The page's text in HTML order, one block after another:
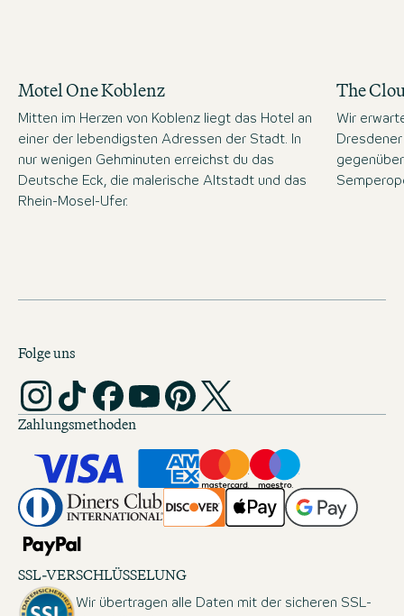
Motel One Koblenz
Mitten im Herzen von Koblenz liegt das Hotel an
einer der lebendigsten Adressen der Stadt. In
nur wenigen Gehminuten erreichst du das
Deutsche Eck, die malerische Altstadt und das
Rhein-Mosel-Ufer.
The
Wir
Folge uns
Zahlungsmethoden
SSL-VERSCHLÜSSELUNG
Wir übertragen alle Daten mit der sicheren SSL-